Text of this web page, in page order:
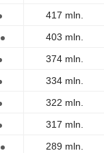
417 mln.
403 mln.
374 mln.
334 mln.
322 mln.
317 mln.
289 mln.